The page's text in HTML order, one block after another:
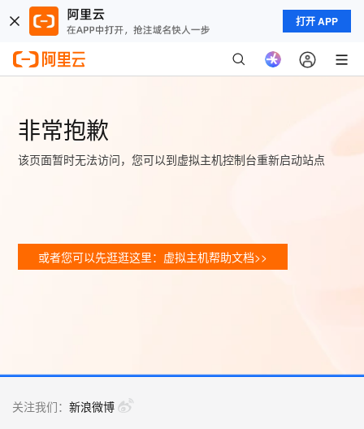
打开 APP
非常抱歉
该页面暂时无法访问，您可以到虚拟主机控制台重新启动站点
或者您可以先逛逛这里：虚拟主机帮助文档>>